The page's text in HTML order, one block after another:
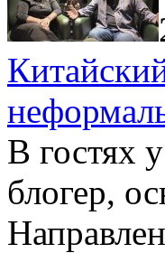
В гостях
блогер,